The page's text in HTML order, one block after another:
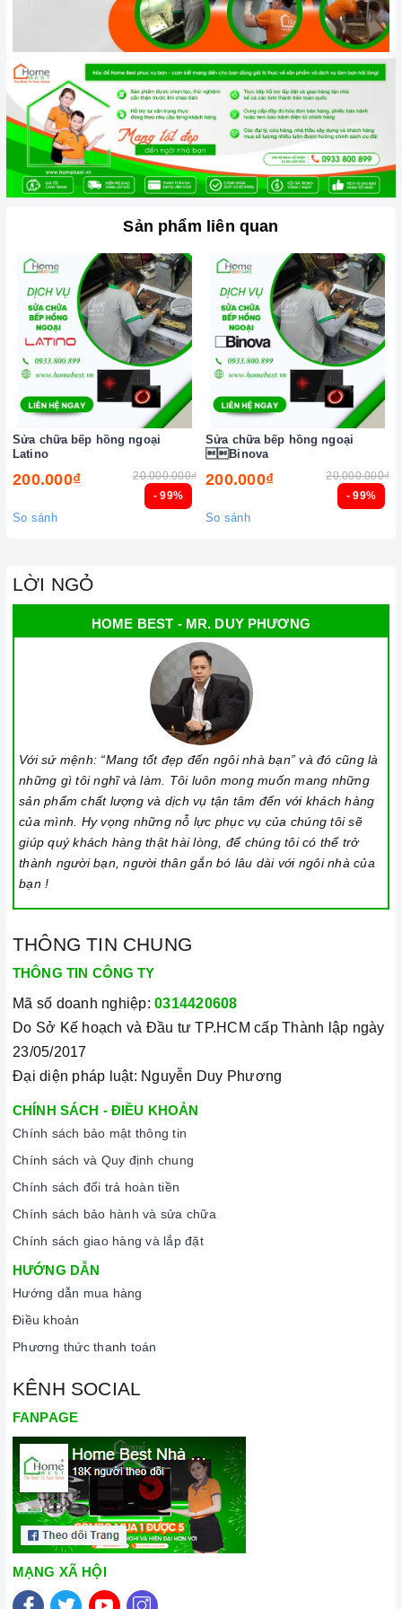
à một công nghệ nấu nướng tiên tiến và an
toàn, nhưng đôi khi có thể xảy ra tình trạng bếp từ bị rò
điện, gây nguy hiểm.
Bếp từ hồng ngoại bị hư hỏng, cần được sửa chữa
Bếp từ bị hư hỏng, cần được sửa chữa
QUY TRÌNH SỬA CHỮA, THAY THẾ LINH KIỆN
Bước 1:Khách hàng có nhu cầusửa chữabếp điện
hồng ngoại tại Homebest Care,vui lòng liên hệ đến
SĐT 028 66 79 8989 hoặc 0933 800 899. Chuyên viên
chăm sóc khách hàng của chúng tôi sẽ tiếp nhận và gửi
tới bộ phận kỹ thuật.
Bước 2:
địa chỉ của khách để kiểm tra và "bắt mạch" chính xác lỗi
sản phẩm.
Bước 3:Chuyên viên báo lại chính xác tình trạng lỗi cho
và linh kiện thay thế chính hãng.
Bước 4:Sau khi khách hàng đồng ý với giá, kỹ thuật
viên sẽ tiến hành sửa chữa đúng kỹ thuật và quy trình.
Bước 5:Đảm bảo sản phẩm hoạt động tốt trước khi bàn
Bước 6:
Kết thúc và nhận thanh toán dịch vụ như khi
báo giá tại nhà từ phía khách hàng (
Nhân viên Homebest sửa chữa bếp
GIÁ SỬA CHỮA BẾP ĐIỆN HỒNG NGOẠI CANZY
Bếp từ kết
hợp hồng ngoại
(1 từ - 1 hồng
ngoại)
Sản phẩm liên quan
- 99%
Sửa chữa bếp hồng ngoại
Latino
200.000₫ 20.000.000₫
So sánh
- 99%
Sửa chữa bếp hồng ngoại
Binova
200.000₫ 20.000.000₫
So sánh
LỜI NGỎ
HOME BEST - MR. DUY PHƯƠNG
Với sứ mệnh: “Mang tốt đẹp đến ngôi nhà bạn” và đó cũng là
những gì tôi nghĩ và làm. Tôi luôn mong muốn mang những
sản phẩm chất lượng và dịch vụ tận tâm đến với khách hàng
của mình. Hy vọng những nỗ lực phục vụ của chúng tôi sẽ
giúp quý khách hàng thật hài lòng, để chúng tôi có thể trở
thành người bạn, người thân gắn bó lâu dài với ngôi nhà của
bạn !
THÔNG TIN CHUNG
THÔNG TIN CÔNG TY
Mã số doanh nghiệp: 0314420608
Do Sở Kế hoạch và Đầu tư TP.HCM cấp Thành lập ngày
23/05/2017
Đại diện pháp luật: Nguyễn Duy Phương
CHÍNH SÁCH - ĐIỀU KHOẢN
Chính sách bảo mật thông tin
Chính sách và Quy định chung
Chính sách đổi trả hoàn tiền
Chính sách bảo hành và sửa chữa
Chính sách giao hàng và lắp đặt
HƯỚNG DẪN
Hướng dẫn mua hàng
Điều khoản
Phương thức thanh toán
KÊNH SOCIAL
FANPAGE
MẠNG XÃ HỘI